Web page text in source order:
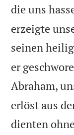
die uns
erzeigte
seinen
er
Abraham,
erlöst aus
dienten